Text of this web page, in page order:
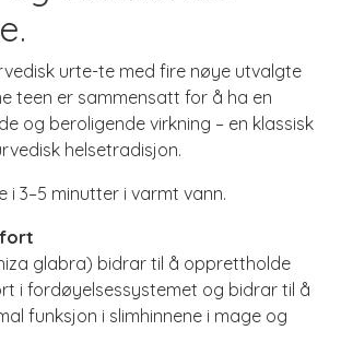
urte-te med fire nøye utvalgte
teen er sammensatt for å ha en
og beroligende virkning – en klassisk
helsetradisjon.
i 3–5 minutter i varmt vann.
glabra) bidrar til å opprettholde
i fordøyelsessystemet og bidrar til å
funksjon i slimhinnene i mage og